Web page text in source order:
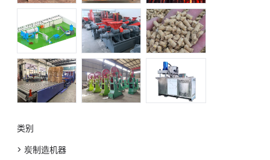
类别
> 炭制造机器